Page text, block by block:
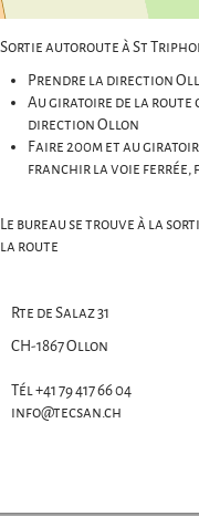
Sortie autoroute à St
Prendre la direction
Au giratoire de la
direction Ollon
Faire 200m et au
franchir la voie ferrée,
Le bureau se trouve à la
la route
Rte de Salaz 31
CH-1867 Ollon
Tél +41 79 417 66 04
info@tecsan.ch